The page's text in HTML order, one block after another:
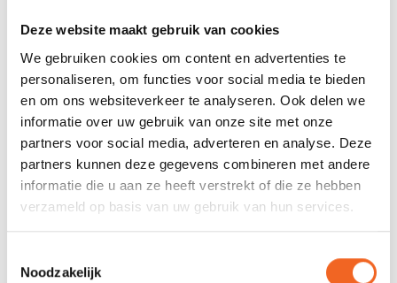
Deze website maakt gebruik van cookies
We gebruiken cookies om content en advertenties te
personaliseren, om functies voor social media te bieden
en om ons websiteverkeer te analyseren. Ook delen we
informatie over uw gebruik van onze site met onze
partners voor social media, adverteren en analyse. Deze
partners kunnen deze gegevens combineren met andere
informatie die u aan ze heeft verstrekt of die ze hebben
verzameld op basis van uw gebruik van hun services.
Noodzakelijk
Nog niet gewaardeerd
0 sterren op basis van 0 beoordelingen
JE BEOORDELING TOEVOEGEN
GERELATEERDE PRODUCTEN